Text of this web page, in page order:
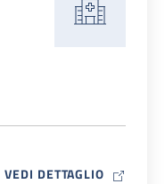
VEDI DETTAGLIO MAP ICON